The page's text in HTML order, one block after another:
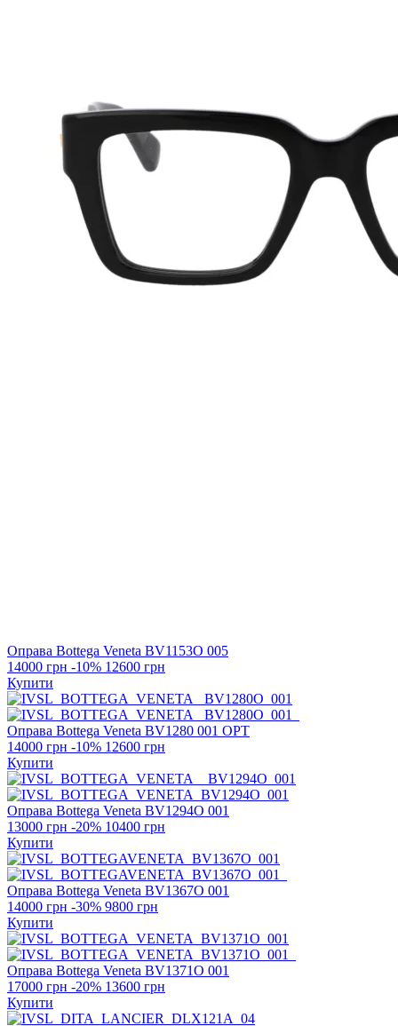
Оправа Bottega Veneta BV1153O 005
14000 грн -10% 12600 грн
Купити
Оправа Bottega Veneta BV1280 001 OPT
14000 грн -10% 12600 грн
Купити
Оправа Bottega Veneta BV1294O 001
13000 грн -20% 10400 грн
Купити
Оправа Bottega Veneta BV1367O 001
14000 грн -30% 9800 грн
Купити
Оправа Bottega Veneta BV1371O 001
17000 грн -20% 13600 грн
Купити